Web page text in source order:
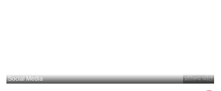
य
प्रतिरूप फोटो
Social Media